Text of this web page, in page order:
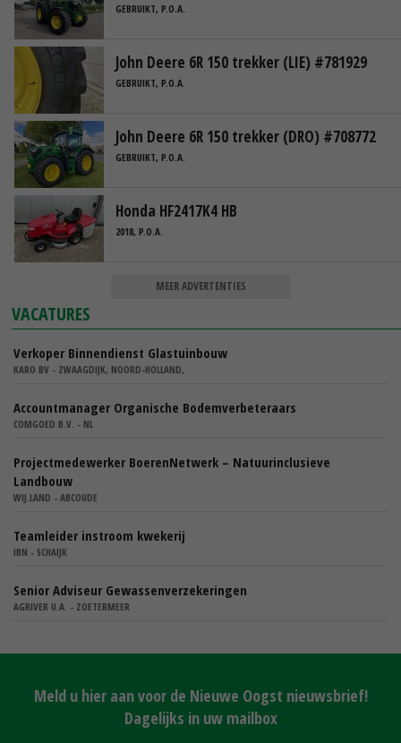
GEBRUIKT, P.O.A.
John Deere 6R 150 trekker (LIE) #781929
GEBRUIKT, P.O.A.
John Deere 6R 150 trekker (DRO) #708772
GEBRUIKT, P.O.A.
Honda HF2417K4 HB
2018, P.O.A.
MEER ADVERTENTIES
VACATURES
Verkoper Binnendienst Glastuinbouw
KARO BV - ZWAAGDIJK, NOORD-HOLLAND,
Accountmanager Organische Bodemverbeteraars
COMGOED B.V. - NL
Projectmedewerker BoerenNetwerk – Natuurinclusieve
Landbouw
WIJ.LAND - ABCOUDE
Teamleider instroom kwekerij
IBN - SCHAIJK
Senior Adviseur Gewassenverzekeringen
AGRIVER U.A. - ZOETERMEER
Meld u hier aan voor de Nieuwe Oogst nieuwsbrief!
Dagelijks in uw mailbox